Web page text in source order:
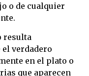
o de cualquier
resulta
el verdadero
en el plato o
que aparecen